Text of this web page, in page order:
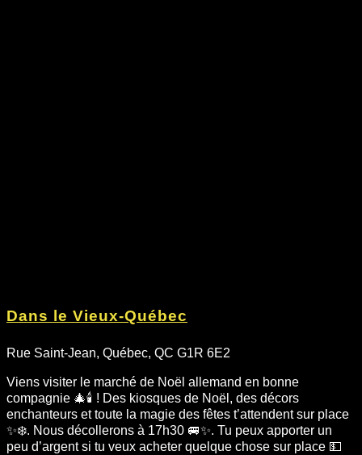
Dans le Vieux-Québec
Rue Saint-Jean, Québec, QC G1R 6E2
Viens visiter le marché de Noël allemand en bonne
compagnie 🎄🕯️ ! Des kiosques de Noël, des décors
enchanteurs et toute la magie des fêtes t’attendent sur place
✨❄️. Nous décollerons à 17h30 🚐✨. Tu peux apporter un
peu d’argent si tu veux acheter quelque chose sur place 💵